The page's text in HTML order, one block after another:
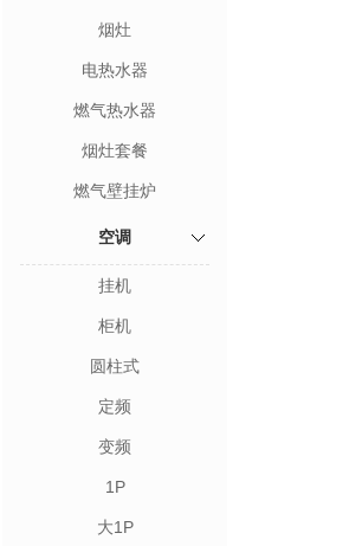
烟灶
电热水器
燃气热水器
烟灶套餐
燃气壁挂炉
空调
挂机
柜机
圆柱式
定频
变频
1P
大1P